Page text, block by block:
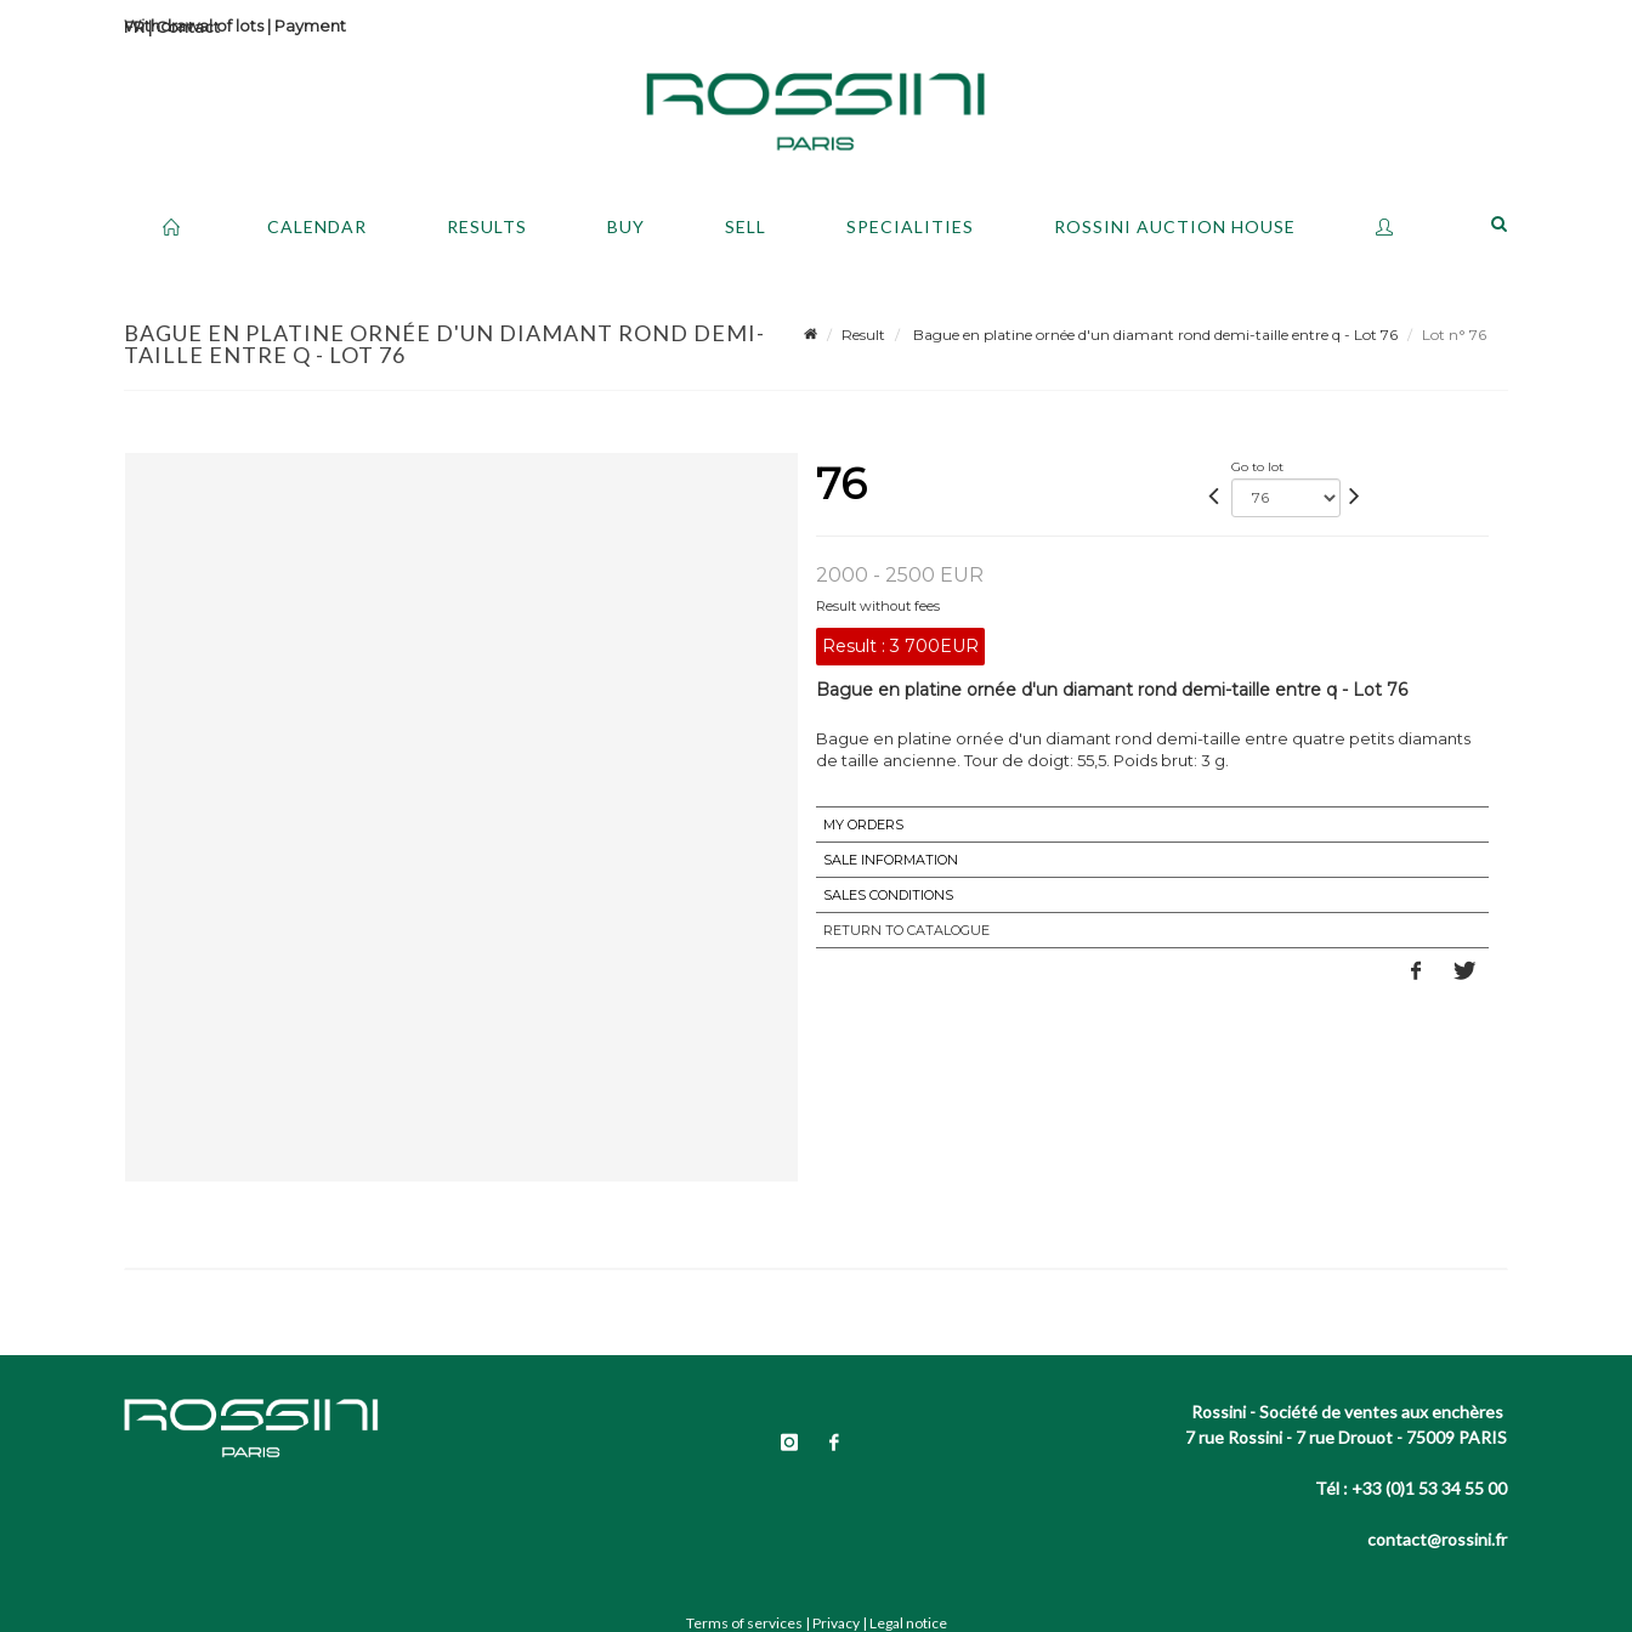
Contact
Withdrawal of lots| Payment
CALENDAR RESULTS BUY SELL SPECIALITIES ROSSINI AUCTION HOUSE
BAGUE EN PLATINE ORNÉE D'UN DIAMANT ROND DEMI-
TAILLE ENTRE Q - LOT 76
Result Bague en platine ornée d'un diamant rond demi-taille entre q - Lot 76 Lot n° 76
76 Go to lot
2000 - 2500 EUR
Result without fees
Result :3 700EUR
Bague en platine ornée d'un diamant rond demi-taille entre q - Lot 76
Bague en platine ornée d'un diamant rond demi-taille entre quatre petits diamants
de taille ancienne. Tour de doigt: 55,5. Poids brut: 3 g.
MY ORDERS
SALE INFORMATION
SALES CONDITIONS
RETURN TO CATALOGUE
Rossini - Société de ventes aux enchères
7 rue Rossini - 7 rue Drouot - 75009 PARIS
Tél : +33 (0)1 53 34 55 00
contact@rossini.fr
Terms of services | Privacy| Legal notice